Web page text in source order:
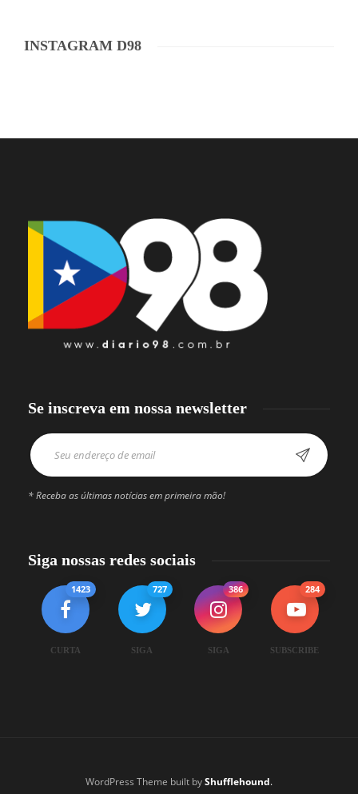
INSTAGRAM D98
Se inscreva em nossa newsletter
* Receba as últimas notícias em primeira mão!
Siga nossas redes sociais
1423
CURTA
727
SIGA
386
SIGA
284
SUBSCRIBE
WordPress Theme built byShufflehound.